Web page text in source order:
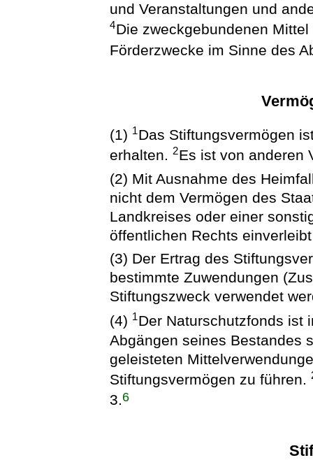
und Veranstaltungen und
4Die zweckgebundenen
Förderzwecke im Sinne des
(1) 1Das Stiftungsvermögen
erhalten.2Es ist von anderen
(2) Mit Ausnahme des
nicht dem Vermögen des
Landkreises oder einer
öffentlichen Rechts
(3) Der Ertrag des
bestimmte Zuwendungen
Stiftungszweck verwendet
(4) 1Der Naturschutzfonds ist
Abgängen seines Bestandes
geleisteten
Stiftungsvermögen zu führen.
3.6